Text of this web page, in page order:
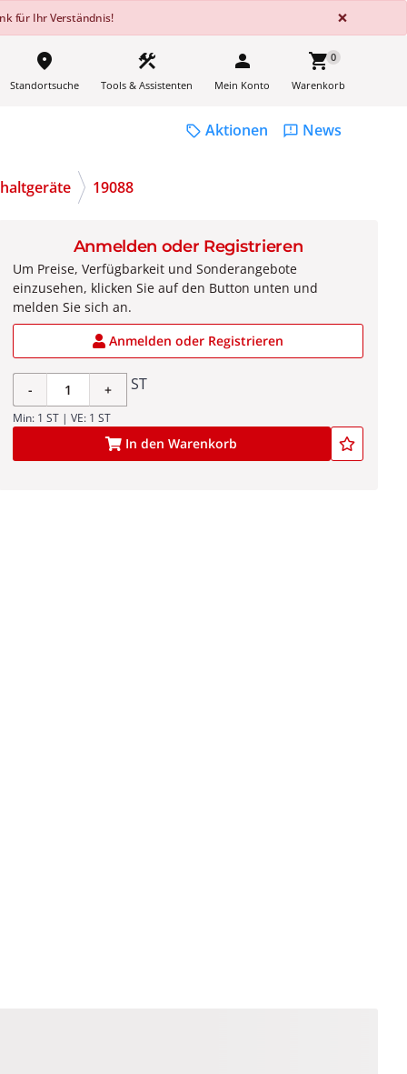
für Ihr Verständnis! ×
place
Standortsuche
construction
Tools & Assistenten
person
Mein Konto
shopping_cart0
Warenkorb
sell Aktionen feedback News
19088
Anmelden oder Registrieren
Um Preise, Verfügbarkeit und Sonderangebote
einzusehen, klicken Sie auf den Button unten und
melden Sie sich an.
Anmelden oder Registrieren
- + ST
Min: 1 ST | VE: 1 ST
In den Warenkorb